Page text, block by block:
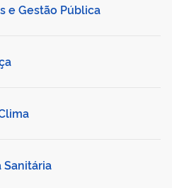
e Gestão Pública
Sanitária